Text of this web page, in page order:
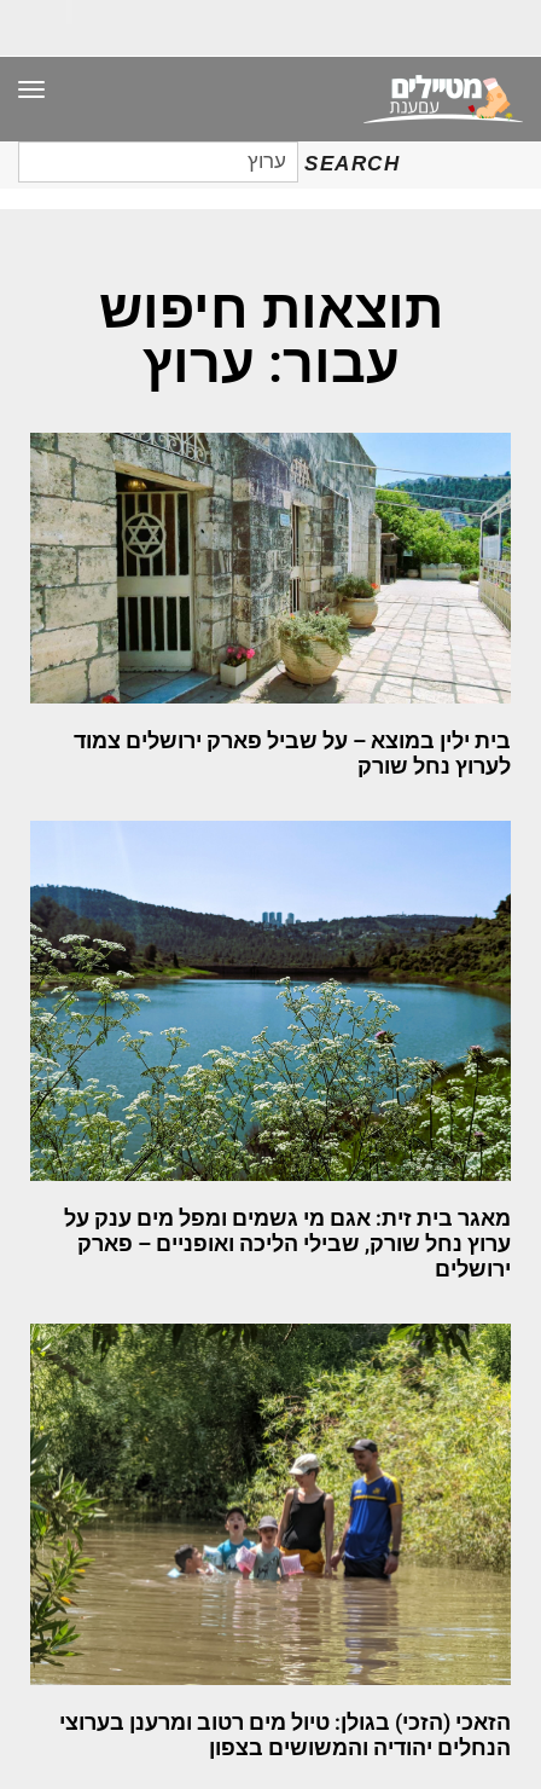
SEARCH
חיפוש
עבור:
תוצאות חיפוש
עבור: ערוץ
בית ילין במוצא – על שביל פארק ירושלים צמוד
לערוץ נחל שורק
מאגר בית זית: אגם מי גשמים ומפל מים ענק על
ערוץ נחל שורק, שבילי הליכה ואופניים – פארק
ירושלים
הזאכי (הזכי) בגולן: טיול מים רטוב ומרענן בערוצי
הנחלים יהודיה והמשושים בצפון